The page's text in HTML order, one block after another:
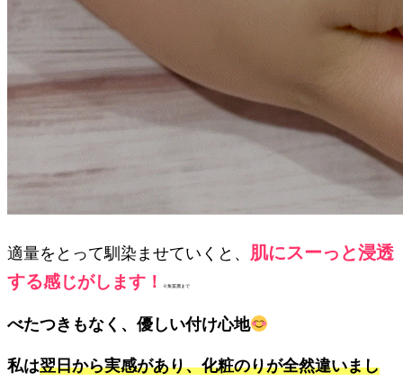
適量をとって馴染ませていくと、 肌にスーっと浸透
する感じがします！ ※角質層まで
べたつきもなく、優しい付け心地
私は翌日から実感があり、化粧のりが全然違いまし